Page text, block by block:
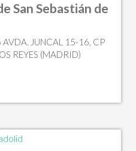
San Sebastián de
AVDA. JUNCAL 15-16, CP
REYES (MADRID)